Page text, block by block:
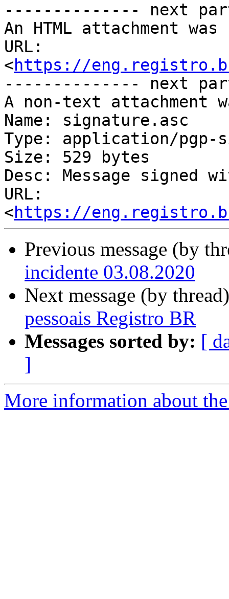
-------------- next
An HTML attachment
URL:
<https://
-------------- next
A non-text attachment
Name: signature.asc
Type: application/pgp-
Size: 529 bytes
Desc: Message signed
URL:
<https://
Previous message (by
incidente 03.08.2020
Next message (by
pessoais Registro BR
Messages sorted by: [
]
More information about